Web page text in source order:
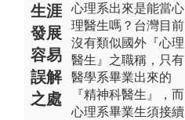
生涯
發展
容易
誤解
之處
心理系出來是能當心
理醫生嗎？台灣目前
沒有類似國外『心理
醫生』之職稱，只有
醫學系畢業出來的
『精神科醫生』，而
心理系畢業生須接續